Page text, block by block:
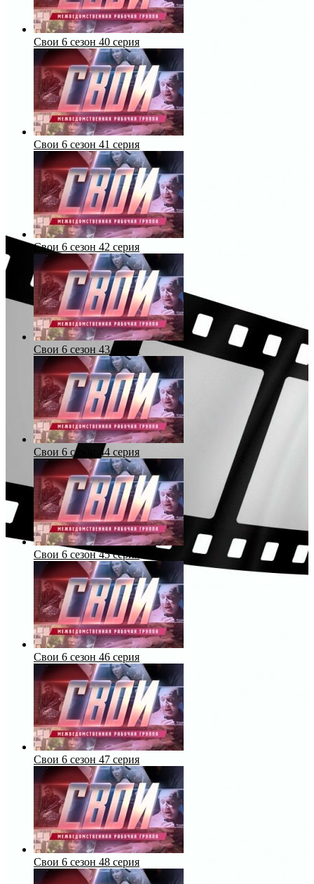
Свои 6 сезон 40 серия
Свои 6 сезон 41 серия
Свои 6 сезон 42 серия
Свои 6 сезон 43 серия
Свои 6 сезон 44 серия
Свои 6 сезон 45 серия
Свои 6 сезон 46 серия
Свои 6 сезон 47 серия
Свои 6 сезон 48 серия